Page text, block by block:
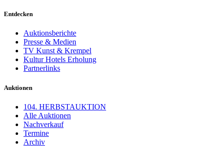
Entdecken
Auktionsberichte
Presse & Medien
TV Kunst & Krempel
Kultur Hotels Erholung
Partnerlinks
Auktionen
104. HERBSTAUKTION
Alle Auktionen
Nachverkauf
Termine
Archiv